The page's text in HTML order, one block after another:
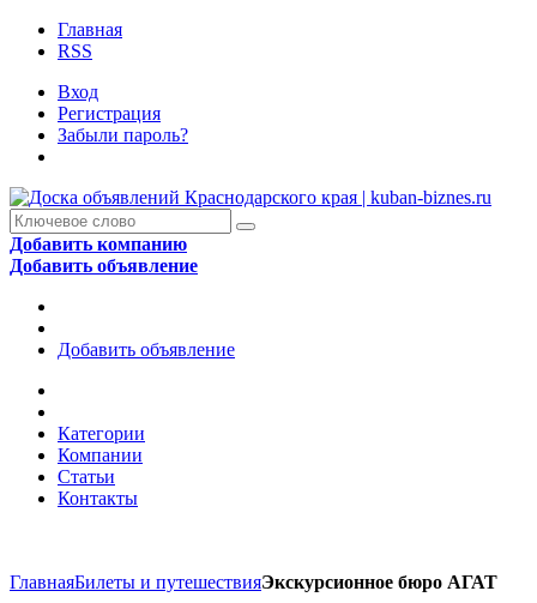
Главная
RSS
Вход
Регистрация
Забыли пароль?
Добавить компанию
Добавить объявление
Добавить объявление
Категории
Компании
Статьи
Контакты
ГлавнаяБилеты и путешествияЭкскурсионное бюро АГАТ